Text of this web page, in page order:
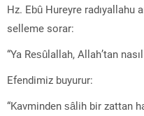
Hz. Ebû Hureyre radıyallahu
selleme sorar:
“Ya Resûlallah, Allah’tan
Efendimiz buyurur:
“Kavminden sâlih bir zattan